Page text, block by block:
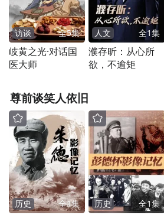
访谈 全5集
岐黄之光·对话国
医大师
人文 全1集
濮存昕：从心所
欲，不逾矩
尊前谈笑人依旧
历史 全1集 历史 全1集